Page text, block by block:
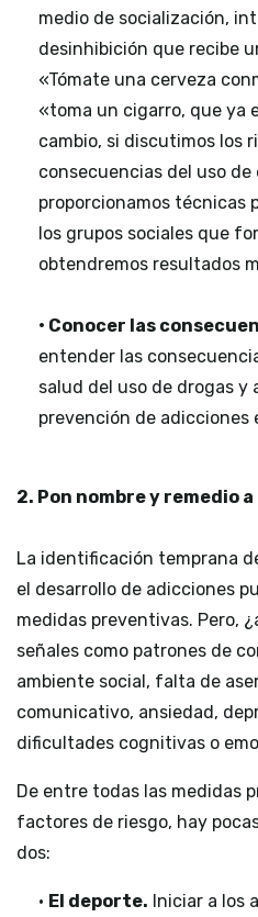
medio de socialización,
desinhibición que recibe
«Tómate una cerveza
«toma un cigarro, que ya
cambio, si discutimos los
consecuencias del uso de
proporcionamos técnicas
los grupos sociales que
obtendremos resultados
• Conocer las
entender las
salud del uso de drogas y
prevención de adicciones
2. Pon nombre y remedio
La identificación temprana
el desarrollo de adicciones
medidas preventivas. Pero,
señales como patrones de
ambiente social, falta de
comunicativo, ansiedad,
dificultades cognitivas o
De entre todas las medidas
factores de riesgo, hay
dos:
• El deporte. Iniciar a los